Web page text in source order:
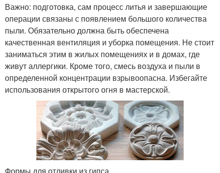
Важно: подготовка, сам процесс литья и завершающие
операции связаны с появлением большого количества
пыли. Обязательно должна быть обеспечена
качественная вентиляция и уборка помещения. Не стоит
заниматься этим в жилых помещениях и в домах, где
живут аллергики. Кроме того, смесь воздуха и пыли в
определенной концентрации взрывоопасна. Избегайте
использования открытого огня в мастерской.
Формы для отливки из гипса